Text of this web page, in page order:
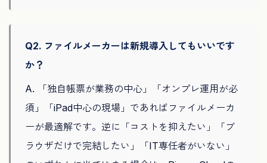
Q2. ファイルメーカーは新規導入してもいいです
か？
A. 「独自帳票が業務の中心」「オンプレ運用が必
須」「iPad中心の現場」であればファイルメーカ
ーが最適解です。逆に「コストを抑えたい」「ブ
ラウザだけで完結したい」「IT専任者がいない」